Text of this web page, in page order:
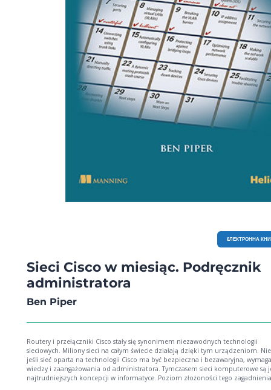
EЛЕКТРОННА
Sieci Cisco w miesiąc. Podręcznik
administratora
Ben Piper
Routery i przełączniki Cisco stały się synonimem niezawodnych technologii
sieciowych. Miliony sieci na całym świecie działają dzięki tym urządzeniom.
jeśli sieć oparta na technologii Cisco ma być bezpieczna i bezawaryjna, wymaga
wiedzy i zaangażowania od administratora. Tymczasem sieci komputerowe są
najtrudniejszych koncepcji w informatyce. Poziom złożoności tego